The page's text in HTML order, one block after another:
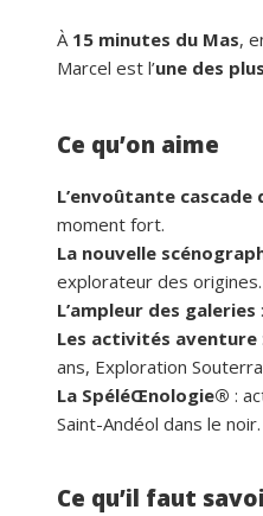
À 15 minutes du Mas,
Marcel est l’une des
Ce qu’on aime
L’envoûtante cascade
moment fort.
La nouvelle
explorateur des origines.
L’ampleur des galeries
Les activités aventure
ans, Exploration
La SpéléŒnologie® :
Saint-Andéol dans le noir.
Ce qu’il faut